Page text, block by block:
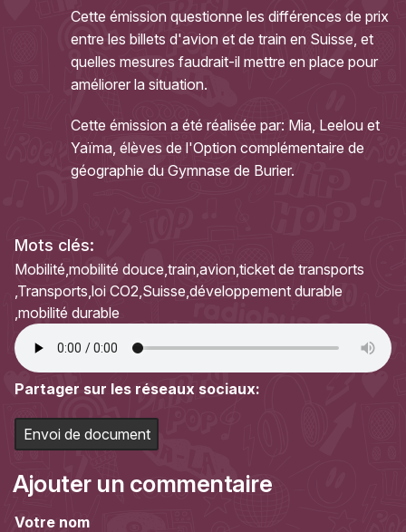
Cette émission questionne les différences de prix
entre les billets d'avion et de train en Suisse, et
quelles mesures faudrait-il mettre en place pour
améliorer la situation.
Cette émission a été réalisée par: Mia, Leelou et
Yaïma, élèves de l'Option complémentaire de
géographie du Gymnase de Burier.
Mots clés:
Mobilité mobilité douce train avion ticket de transports
Transports loi CO2 Suisse développement durable
mobilité durable
Partager sur les réseaux sociaux:
Envoi de document
Ajouter un commentaire
Votre nom